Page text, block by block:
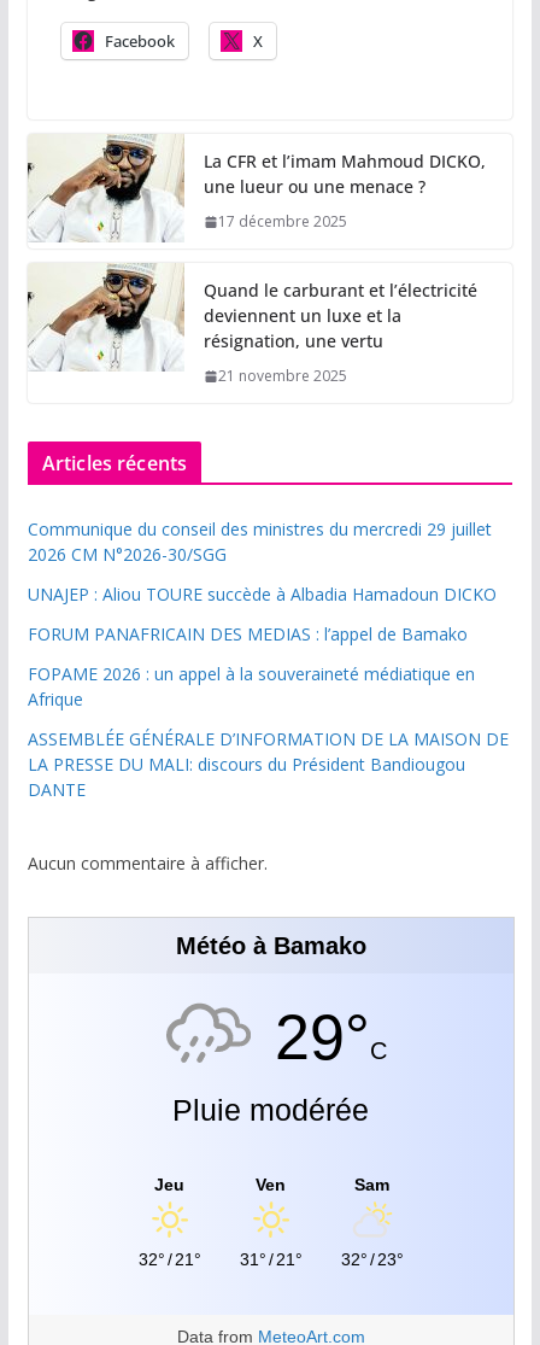
Facebook X
La CFR et l’imam Mahmoud DICKO,
une lueur ou une menace ?
17 décembre 2025
Quand le carburant et l’électricité
deviennent un luxe et la
résignation, une vertu
21 novembre 2025
Articles récents
Communique du conseil des ministres du mercredi 29 juillet
2026 CM N°2026-30/SGG
UNAJEP : Aliou TOURE succède à Albadia Hamadoun DICKO
FORUM PANAFRICAIN DES MEDIAS : l’appel de Bamako
FOPAME 2026 : un appel à la souveraineté médiatique en
Afrique
ASSEMBLÉE GÉNÉRALE D’INFORMATION DE LA MAISON DE
LA PRESSE DU MALI: discours du Président Bandiougou
DANTE
Aucun commentaire à afficher.
Météo à Bamako
29°C
Pluie modérée
Jeu
32°/21°
Ven
31°/21°
Sam
32°/23°
Data from MeteoArt.com